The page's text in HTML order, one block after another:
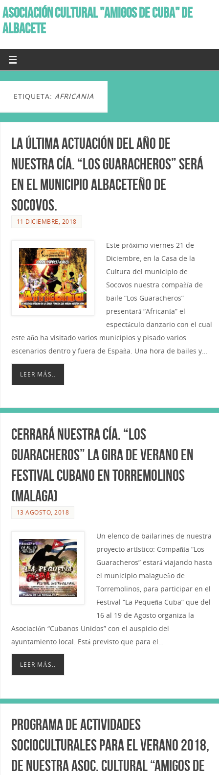
ASOCIACIÓN CULTURAL "AMIGOS DE CUBA" DE
ALBACETE
ETIQUETA: AFRICANIA
La última actuación del año de
nuestra Cía. “Los Guaracheros” será
en el Municipio albaceteño de
Socovos.
11 DICIEMBRE, 2018
Este próximo viernes 21 de
Diciembre, en la Casa de la
Cultura del municipio de
Socovos nuestra compañía de
baile “Los Guaracheros”
presentará “Africanía” el
espectáculo danzario con el cual
este año ha visitado varios municipios y pisado varios
escenarios dentro y fuera de España. Una hora de bailes y…
LEER MÁS..
Cerrará nuestra Cía. “Los
Guaracheros” la Gira de Verano en
Festival Cubano en Torremolinos
(Malaga)
13 AGOSTO, 2018
Un elenco de bailarines de nuestra
proyecto artístico: Compañía “Los
Guaracheros” estará viajando hasta
el municipio malagueño de
Torremolinos, para participar en el
Festival “La Pequeña Cuba” que del
16 al 19 de Agosto organiza la
Asociación “Cubanos Unidos” con el auspicio del
ayuntamiento local. Está previsto que para el…
LEER MÁS..
Programa de actividades
socioculturales para el Verano 2018,
de nuestra Asoc. Cultural “Amigos de